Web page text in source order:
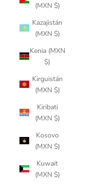
(MXN $)
Kazajistán
(MXN $)
Kenia (MXN
$)
Kirguistán
(MXN $)
Kiribati
(MXN $)
Kosovo
(MXN $)
Kuwait
(MXN $)